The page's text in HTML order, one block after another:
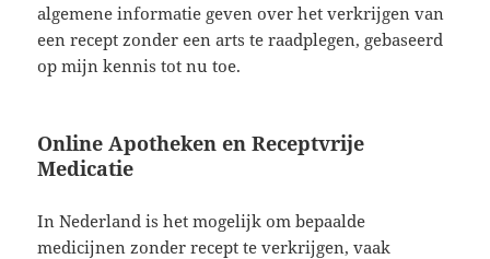
algemene informatie geven over het verkrijgen van
een recept zonder een arts te raadplegen, gebaseerd
op mijn kennis tot nu toe.
Online Apotheken en Receptvrije
Medicatie
In Nederland is het mogelijk om bepaalde
medicijnen zonder recept te verkrijgen, vaak